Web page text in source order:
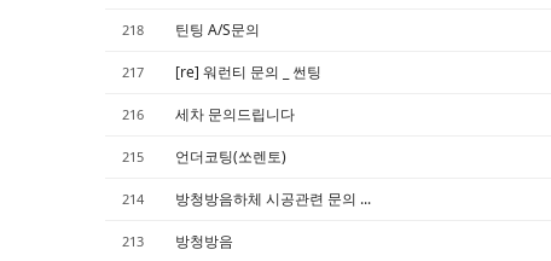
218 틴팅 A/S문의
217 [re] 워런티 문의 _ 썬팅
216 세차 문의드립니다
215 언더코팅(쏘렌토)
214 방청방음하체 시공관련 문의 ...
213 방청방음